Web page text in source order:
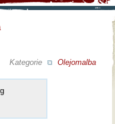
Kategorie Olejomalba